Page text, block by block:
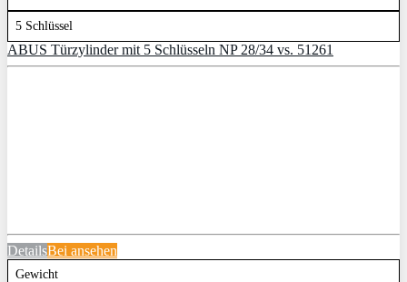
5 Schlüssel
ABUS Türzylinder mit 5 Schlüsseln NP 28/34 vs. 51261
DetailsBei ansehen
Gewicht